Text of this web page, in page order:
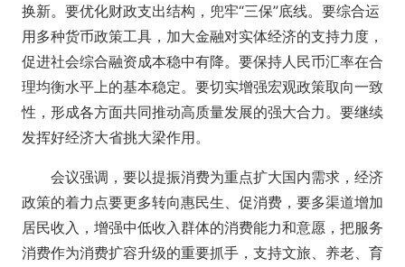
换新。要优化财政支出结构，兜牢“三保”底线。要综合运
用多种货币政策工具，加大金融对实体经济的支持力度，
促进社会综合融资成本稳中有降。要保持人民币汇率在合
理均衡水平上的基本稳定。要切实增强宏观政策取向一致
性，形成各方面共同推动高质量发展的强大合力。要继续
发挥好经济大省挑大梁作用。
会议强调，要以提振消费为重点扩大国内需求，经济
政策的着力点要更多转向惠民生、促消费，要多渠道增加
居民收入，增强中低收入群体的消费能力和意愿，把服务
消费作为消费扩容升级的重要抓手，支持文旅、养老、育